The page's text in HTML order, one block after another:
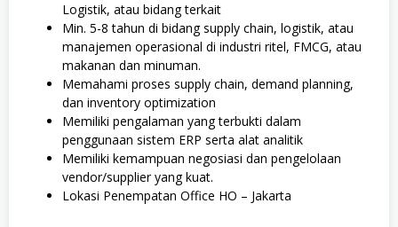
Logistik, atau bidang terkait
Min. 5-8 tahun di bidang supply chain, logistik, atau
manajemen operasional di industri ritel, FMCG, atau
makanan dan minuman.
Memahami proses supply chain, demand planning,
dan inventory optimization
Memiliki pengalaman yang terbukti dalam
penggunaan sistem ERP serta alat analitik
Memiliki kemampuan negosiasi dan pengelolaan
vendor/supplier yang kuat.
Lokasi Penempatan Office HO – Jakarta